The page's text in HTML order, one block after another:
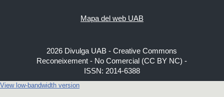
Mapa del web UAB
2026 Divulga UAB - Creative Commons
Reconeixement - No Comercial (CC BY NC) -
ISSN: 2014-6388
View low-bandwidth version